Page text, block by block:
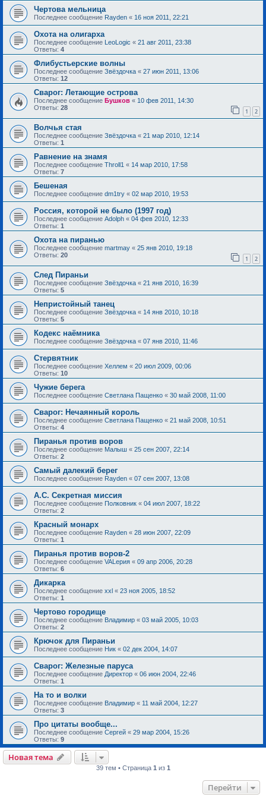
Чертова мельница
Последнее сообщение Rayden « 16 ноя 2011, 22:21
Охота на олигарха
Последнее сообщение LeoLogic « 21 авг 2011, 23:38
Ответы: 4
Флибустьерские волны
Последнее сообщение Звёздочка « 27 июн 2011, 13:06
Ответы: 12
Сварог: Летающие острова
Последнее сообщение Бушков « 10 фев 2011, 14:30
Ответы: 28 1 2
Волчья стая
Последнее сообщение Звёздочка « 21 мар 2010, 12:14
Ответы: 1
Равнение на знамя
Последнее сообщение Throll1 « 14 мар 2010, 17:58
Ответы: 7
Бешеная
Последнее сообщение dm1try « 02 мар 2010, 19:53
Россия, которой не было (1997 год)
Последнее сообщение Adolph « 04 фев 2010, 12:33
Ответы: 1
Охота на пиранью
Последнее сообщение martmay « 25 янв 2010, 19:18
Ответы: 20 1 2
След Пираньи
Последнее сообщение Звёздочка « 21 янв 2010, 16:39
Ответы: 5
Непристойный танец
Последнее сообщение Звёздочка « 14 янв 2010, 10:18
Ответы: 5
Кодекс наёмника
Последнее сообщение Звёздочка « 07 янв 2010, 11:46
Стервятник
Последнее сообщение Хеллем « 20 июл 2009, 00:06
Ответы: 10
Чужие берега
Последнее сообщение Светлана Пащенко « 30 май 2008, 11:00
Сварог: Нечаянный король
Последнее сообщение Светлана Пащенко « 21 май 2008, 10:51
Ответы: 4
Пиранья против воров
Последнее сообщение Малыш « 25 сен 2007, 22:14
Ответы: 2
Самый далекий берег
Последнее сообщение Rayden « 07 сен 2007, 13:08
А.С. Секретная миссия
Последнее сообщение Полковник « 04 июл 2007, 18:22
Ответы: 2
Красный монарх
Последнее сообщение Rayden « 28 июн 2007, 22:09
Ответы: 1
Пиранья против воров-2
Последнее сообщение VALерия « 09 апр 2006, 20:28
Ответы: 6
Дикарка
Последнее сообщение xxl « 23 ноя 2005, 18:52
Ответы: 1
Чертово городище
Последнее сообщение Владимир « 03 май 2005, 10:03
Ответы: 2
Крючок для Пираньи
Последнее сообщение Ник « 02 дек 2004, 14:07
Сварог: Железные паруса
Последнее сообщение Директор « 06 июн 2004, 22:46
Ответы: 1
На то и волки
Последнее сообщение Владимир « 11 май 2004, 12:27
Ответы: 3
Про цитаты вообще...
Последнее сообщение Сергей « 29 мар 2004, 15:26
Ответы: 9
Новая тема
39 тем • Страница 1 из 1
Перейти